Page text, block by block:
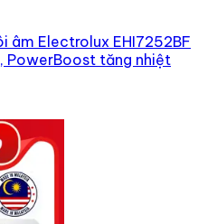
âm Electrolux EHI7252BF
PowerBoost tăng nhiệt